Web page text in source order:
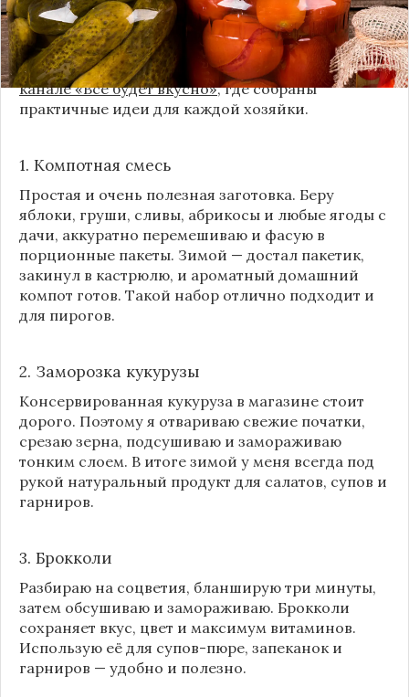
Сегодня я делюсь своими любимыми рецептами
без банок и долгих стерилизаций. Подробнее и с
пошаговыми инструкциями их можно найти на
канале «Все будет вкусно», где собраны
практичные идеи для каждой хозяйки.
1. Компотная смесь
Простая и очень полезная заготовка. Беру
яблоки, груши, сливы, абрикосы и любые ягоды с
дачи, аккуратно перемешиваю и фасую в
порционные пакеты. Зимой — достал пакетик,
закинул в кастрюлю, и ароматный домашний
компот готов. Такой набор отлично подходит и
для пирогов.
2. Заморозка кукурузы
Консервированная кукуруза в магазине стоит
дорого. Поэтому я отвариваю свежие початки,
срезаю зерна, подсушиваю и замораживаю
тонким слоем. В итоге зимой у меня всегда под
рукой натуральный продукт для салатов, супов и
гарниров.
3. Брокколи
Разбираю на соцветия, бланширую три минуты,
затем обсушиваю и замораживаю. Брокколи
сохраняет вкус, цвет и максимум витаминов.
Использую её для супов-пюре, запеканок и
гарниров — удобно и полезно.